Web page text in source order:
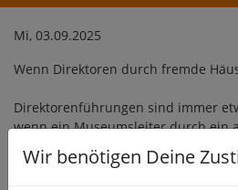
Mi, 03.09.2025
Wenn Direktoren durch fremde
Direktorenführungen sind immer
wenn ein Museumsleiter durch ein
der Gastgeber selbst dabei ist,
Doppelblick auf Kunst und
Wir benötigen Deine